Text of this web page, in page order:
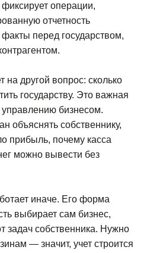
операции,
отчетность
перед государством,
на другой вопрос: сколько
государству. Это важная
бизнесом.
объяснять собственнику,
прибыль, почему касса
можно вывести без
иначе. Его форма
выбирает сам бизнес,
задач собственника. Нужно
— значит, учет строится